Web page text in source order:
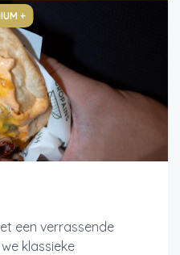
+
een verrassende
klassieke